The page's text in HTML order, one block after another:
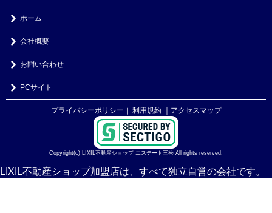
ホーム
会社概要
お問い合わせ
PCサイト
プライバシーポリシー ｜ 利用規約 ｜アクセスマップ
Copyright(c) LIXIL不動産ショップ エステート三松 All rights reserved.
LIXIL不動産ショップ加盟店は、すべて独立自営の会社です。